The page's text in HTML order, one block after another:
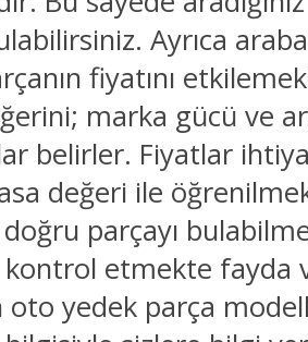
Ayrıca
fiyatını
marka gücü ve
belirler. Fiyatlar
değeri ile
doğru parçayı
kontrol etmekte fayda
oto yedek parça